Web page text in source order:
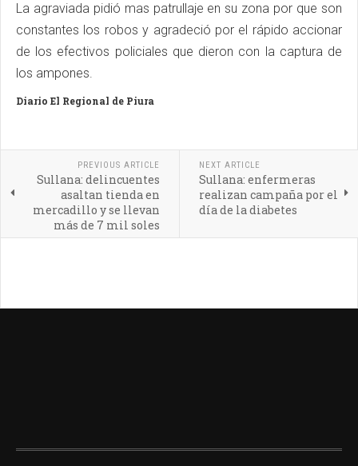
La agraviada pidió mas patrullaje en su zona por que son
constantes los robos y agradeció por el rápido accionar
de los efectivos policiales que dieron con la captura de
los ampones.
Diario El Regional de Piura
PREVIOUS ARTICLE
Sullana: delincuentes
asaltan tienda en
mercadillo y se llevan
más de 7 mil soles
NEXT ARTICLE
Sullana: enfermeras
realizan campaña por el
día de la diabetes